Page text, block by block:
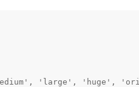
'large', 'huge',